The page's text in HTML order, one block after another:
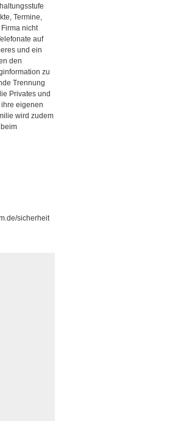
Termine,
nicht
auf
und ein
den
zu
Trennung
Privates und
eigenen
wird zudem
sicherheit